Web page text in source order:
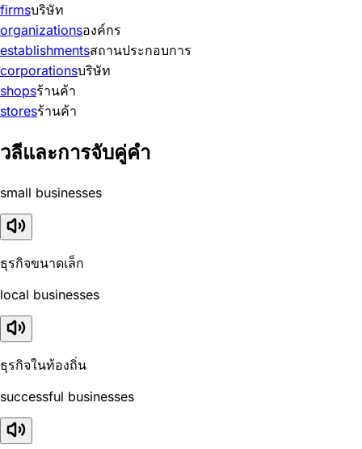
firmsบริษัท
organizationsองค์กร
establishmentsสถานประกอบการ
corporationsบริษัท
shopsร้านค้า
storesร้านค้า
วลีและการจับคู่คำ
small businesses
ธุรกิจขนาดเล็ก
local businesses
ธุรกิจในท้องถิ่น
successful businesses